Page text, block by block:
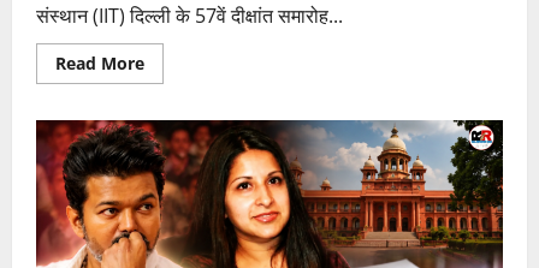
संस्थान (IIT) दिल्ली के 57वें दीक्षांत समारोह...
Read MoreRead
more
Delhi
में
PM
मोदी
का
बड़ा
ऐलान,
‘परम